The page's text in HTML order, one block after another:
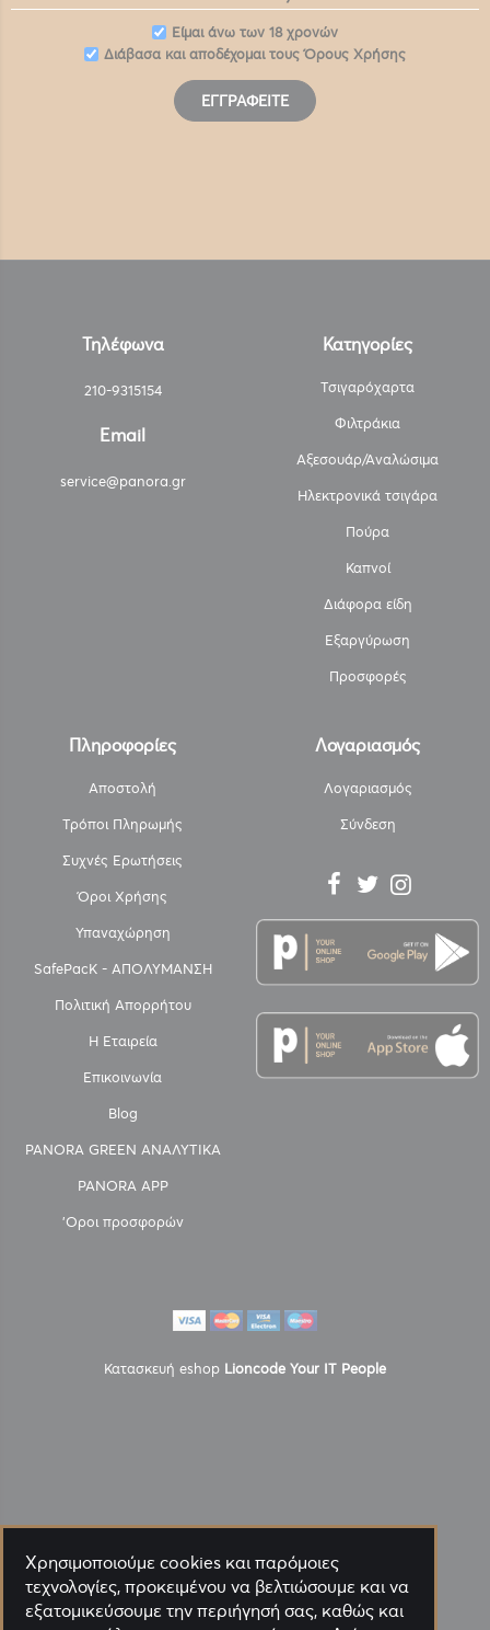
Eίμαι άνω των 18 χρονών
Διάβασα και αποδέχομαι τουςΌρους Χρήσης
ΕΓΓΡΑΦΕΊΤΕ
Τηλέφωνα
210-9315154
Email
service@panora.gr
Κατηγορίες
Τσιγαρόχαρτα
Φιλτράκια
Αξεσουάρ/Αναλώσιμα
Ηλεκτρονικά τσιγάρα
Πούρα
Καπνοί
Διάφορα είδη
Εξαργύρωση
Προσφορές
Πληροφορίες
Αποστολή
Τρόποι Πληρωμής
Συχνές Ερωτήσεις
Όροι Χρήσης
Υπαναχώρηση
SafePacK - ΑΠΟΛΥΜΑΝΣΗ
Πολιτική Απορρήτου
Η Εταιρεία
Επικοινωνία
Blog
PANORA GREEN ΑΝΑΛΥΤΙΚΑ
PANORA APP
'Οροι προσφορών
Λογαριασμός
Λογαριασμός
Σύνδεση
Κατασκευή eshop Lioncode Your IT People
Χρησιμοποιούμε cookies και παρόμοιες
τεχνολογίες, προκειμένου να βελτιώσουμε και να
εξατομικεύσουμε την περιήγησή σας, καθώς και